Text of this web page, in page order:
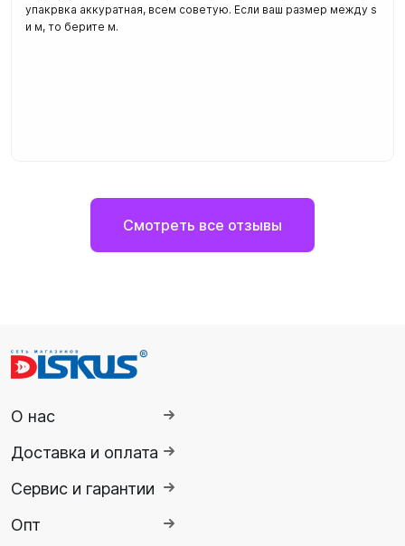
упакрвка аккуратная, всем советую. Если ваш размер между s
и м, то берите м.
Смотреть все отзывы
О нас
Доставка и оплата
Сервис и гарантии
Опт